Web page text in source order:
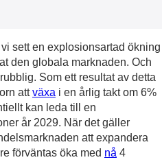
sett en explosionsartad ökning
den globala marknaden. Och
Som ett resultat av detta
attväxa i en årlig takt om 6%
kan leda till en
år 2029. När det gäller
att expandera
förväntas öka med nå 4